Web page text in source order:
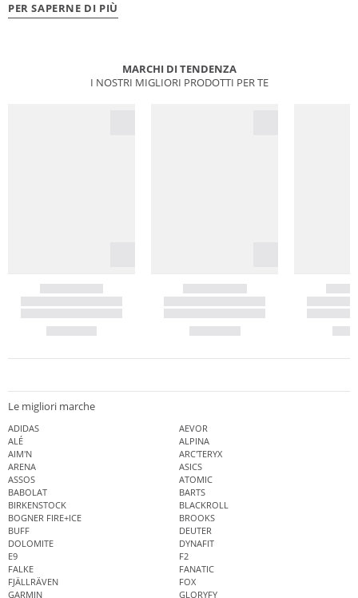
PER SAPERNE DI PIÙ
MARCHI DI TENDENZA
I NOSTRI MIGLIORI PRODOTTI PER TE
Le migliori marche
ADIDAS
AEVOR
ALÉ
ALPINA
AIM'N
ARC'TERYX
ARENA
ASICS
ASSOS
ATOMIC
BABOLAT
BARTS
BIRKENSTOCK
BLACKROLL
BOGNER FIRE+ICE
BROOKS
BUFF
DEUTER
DOLOMITE
DYNAFIT
E9
F2
FALKE
FANATIC
FJÄLLRÄVEN
FOX
GARMIN
GLORYFY